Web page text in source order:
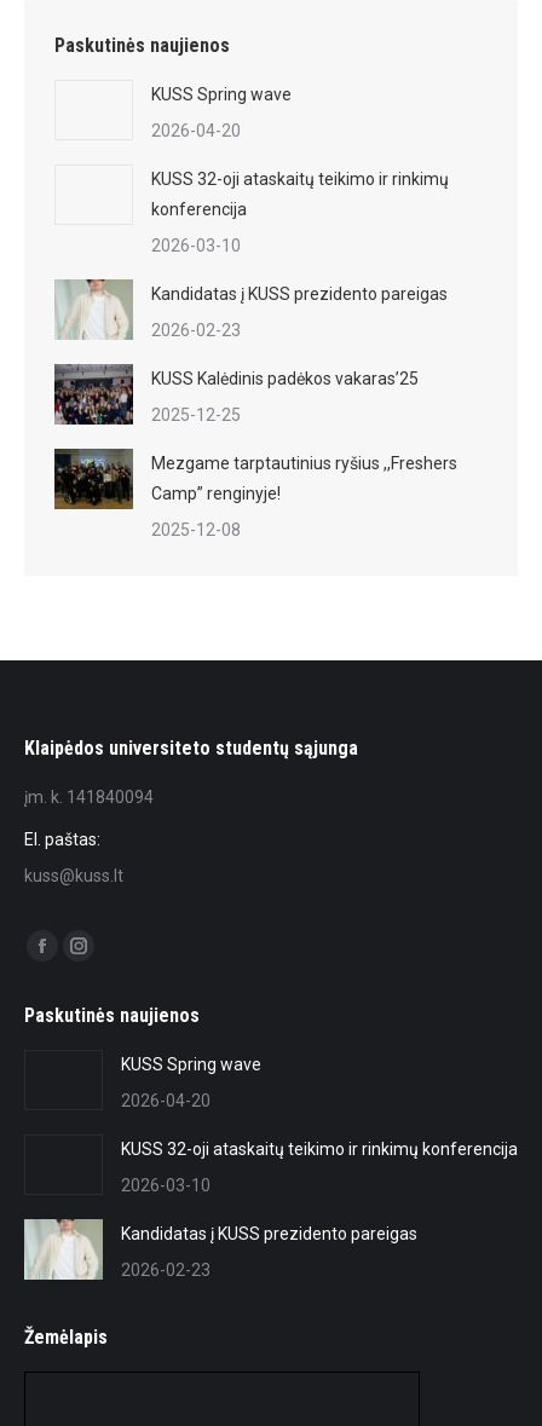
Paskutinės naujienos
KUSS Spring wave
2026-04-20
KUSS 32-oji ataskaitų teikimo ir rinkimų
konferencija
2026-03-10
Kandidatas į KUSS prezidento pareigas
2026-02-23
KUSS Kalėdinis padėkos vakaras’25
2025-12-25
Mezgame tarptautinius ryšius ,,Freshers
Camp” renginyje!
2025-12-08
Klaipėdos universiteto studentų sąjunga
įm. k. 141840094
El. paštas:
kuss@kuss.lt
Find us on:
Facebook
opens
Instagram
opens
Paskutinės naujienos
KUSS Spring wave
2026-04-20
KUSS 32-oji ataskaitų teikimo ir rinkimų konferencija
2026-03-10
Kandidatas į KUSS prezidento pareigas
2026-02-23
Žemėlapis